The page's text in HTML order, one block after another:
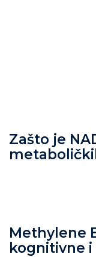
Zašto je
Methylene
kognitivne